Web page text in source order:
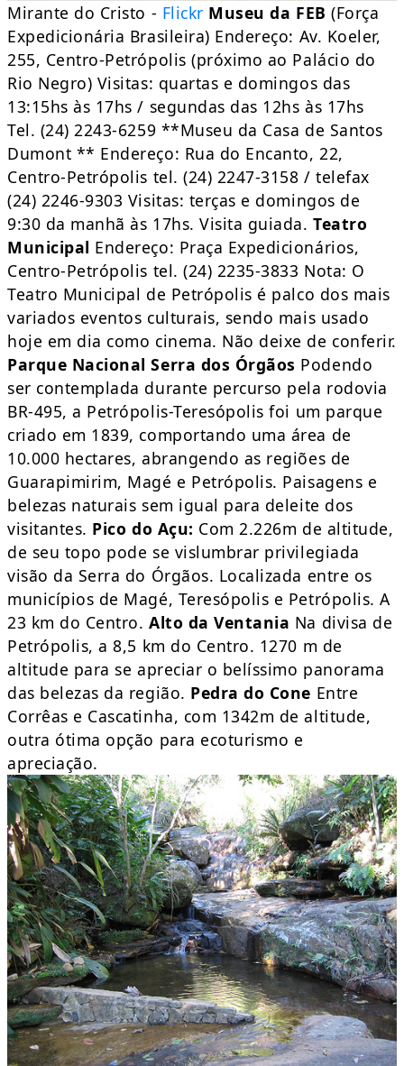
Mirante do Cristo - Flickr Museu da FEB (Força
Expedicionária Brasileira) Endereço: Av. Koeler,
255, Centro-Petrópolis (próximo ao Palácio do
Rio Negro) Visitas: quartas e domingos das
13:15hs às 17hs / segundas das 12hs às 17hs
Tel. (24) 2243-6259 **Museu da Casa de Santos
Dumont ** Endereço: Rua do Encanto, 22,
Centro-Petrópolis tel. (24) 2247-3158 / telefax
(24) 2246-9303 Visitas: terças e domingos de
9:30 da manhã às 17hs. Visita guiada.Teatro
Municipal Endereço: Praça Expedicionários,
Centro-Petrópolis tel. (24) 2235-3833 Nota: O
Teatro Municipal de Petrópolis é palco dos mais
variados eventos culturais, sendo mais usado
hoje em dia como cinema. Não deixe de conferir.
Parque Nacional Serra dos Órgãos Podendo
ser contemplada durante percurso pela rodovia
BR-495, a Petrópolis-Teresópolis foi um parque
criado em 1839, comportando uma área de
10.000 hectares, abrangendo as regiões de
Guarapimirim, Magé e Petrópolis. Paisagens e
belezas naturais sem igual para deleite dos
visitantes. Pico do Açu: Com 2.226m de altitude,
de seu topo pode se vislumbrar privilegiada
visão da Serra do Órgãos. Localizada entre os
municípios de Magé, Teresópolis e Petrópolis. A
23 km do Centro. Alto da Ventania Na divisa de
Petrópolis, a 8,5 km do Centro. 1270 m de
altitude para se apreciar o belíssimo panorama
das belezas da região. Pedra do Cone Entre
Corrêas e Cascatinha, com 1342m de altitude,
outra ótima opção para ecoturismo e
apreciação.